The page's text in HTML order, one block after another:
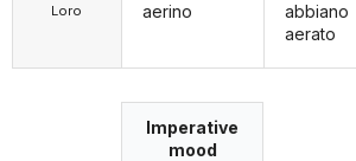
Loro aerino
abbiano
aerato
Imperative
mood